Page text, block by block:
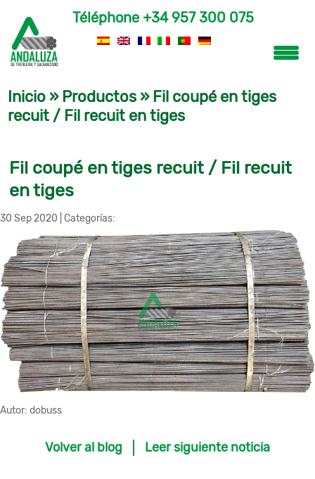
Téléphone +34 957 300 075
Inicio » Productos» Fil coupé en tiges
recuit / Fil recuit en tiges
Fil coupé en tiges recuit / Fil recuit
en tiges
30 Sep 2020 Categorías:
Autor: dobuss
Volver al blog Leer siguiente noticia